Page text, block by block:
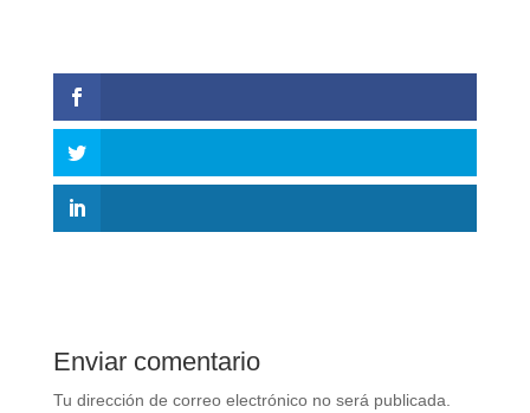
Enviar comentario
Tu dirección de correo electrónico no será publicada.